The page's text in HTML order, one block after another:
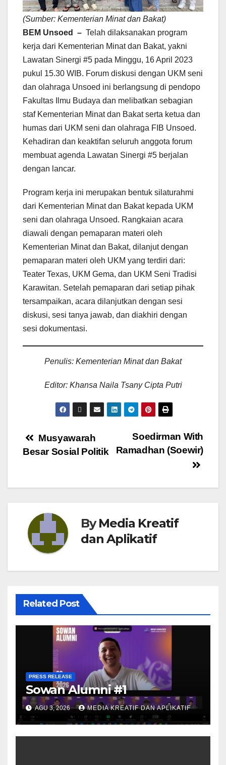
(Sumber: Kementerian Minat dan Bakat)
BEM Unsoed – Telah dilaksanakan program
kerja dari Kementerian Minat dan Bakat, yakni
Lawatan Sinergi #5 pada Minggu, 16 April 2023
pukul 15.30 WIB. Forum diskusi dengan UKM seni
dan olahraga Unsoed ini berlangsung di pendopo
Fakultas Ilmu Budaya dan melibatkan sebagian
staf Kementerian Minat dan Bakat serta ketua dan
humas dari UKM seni dan olahraga FIB Unsoed.
Kehadiran dan keaktifan seluruh anggota forum
membuat agenda Lawatan Sinergi #5 berjalan
dengan lancar.
Program kerja ini merupakan bentuk silaturahmi
dari Kementerian Minat dan Bakat kepada UKM
seni dan olahraga Unsoed. Rangkaian acara
diawali dengan pemaparan materi oleh
Kementerian Minat dan Bakat, dilanjut dengan
pemaparan materi oleh UKM yang terdiri dari:
Teater Texas, UKM Gema, dan UKM Seni Tradisi
Karawitan. Setelah pemaparan dari setiap pihak
tersampaikan, acara dilanjutkan dengan sesi
diskusi, sesi tanya jawab, dan diakhiri dengan
sesi dokumentasi.
Penulis: Kementerian Minat dan Bakat
Editor: Khansa Naila Tsany Cipta Putri
Soedirman With
Ramadhan (Soewir)
Musyawarah
Besar Sosial Politik
ByMedia Kreatif
dan Aplikatif
Related Post
PRESS RELEASE
Sowan Alumni #1
AGU 3, 2026 MEDIA KREATIF DAN APLIKATIF